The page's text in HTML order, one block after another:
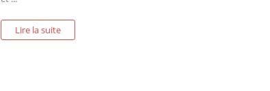
Lire la suite